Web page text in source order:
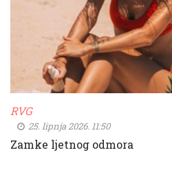
RVG
25. lipnja 2026. 11:50
Zamke ljetnog odmora